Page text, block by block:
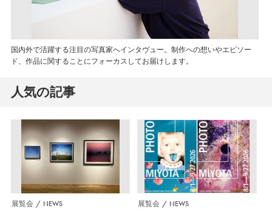
国内外で活躍する注目の写真家へインタヴュー。制作への想いやエピソー
ド、作品に関することにフォーカスしてお届けします。
人気の記事
展覧会 NEWS 展覧会 NEWS